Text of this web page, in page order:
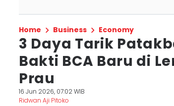
Home Business Economy
3 Daya Tarik
Bakti BCA Baru di
Prau
16 Jun 2026, 07:02 WIB
Ridwan Aji Pitoko